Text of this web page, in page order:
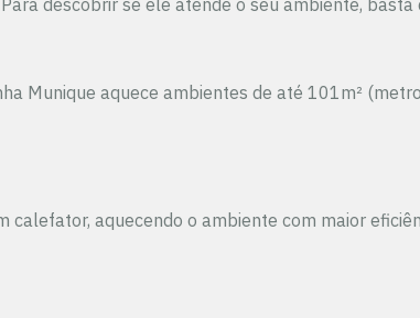
descobrir se ele atende o seu ambiente,
Munique aquece ambientes de até 101m²
aquecendo o ambiente com maior